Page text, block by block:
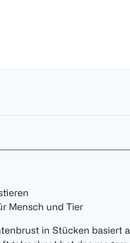
Mensch und Tier
in Stücken basiert